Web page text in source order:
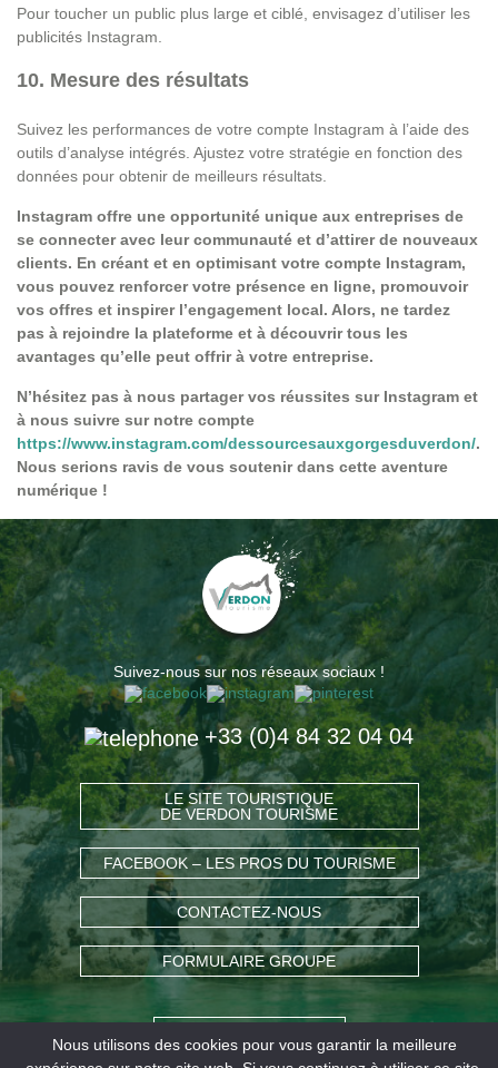
Pour toucher un public plus large et ciblé, envisagez d’utiliser les
publicités Instagram.
10. Mesure des résultats
Suivez les performances de votre compte Instagram à l’aide des
outils d’analyse intégrés. Ajustez votre stratégie en fonction des
données pour obtenir de meilleurs résultats.
Instagram offre une opportunité unique aux entreprises de
se connecter avec leur communauté et d’attirer de nouveaux
clients. En créant et en optimisant votre compte Instagram,
vous pouvez renforcer votre présence en ligne, promouvoir
vos offres et inspirer l’engagement local. Alors, ne tardez
pas à rejoindre la plateforme et à découvrir tous les
avantages qu’elle peut offrir à votre entreprise.
N’hésitez pas à nous partager vos réussites sur Instagram et
à nous suivre sur notre compte
https://www.instagram.com/dessourcesauxgorgesduverdon/.
Nous serions ravis de vous soutenir dans cette aventure
numérique !
Suivez-nous sur nos réseaux sociaux !
+33 (0)4 84 32 04 04
LE SITE TOURISTIQUE
DE VERDON TOURISME
FACEBOOK – LES PROS DU TOURISME
CONTACTEZ-NOUS
FORMULAIRE GROUPE
Nous utilisons des cookies pour vous garantir la meilleure